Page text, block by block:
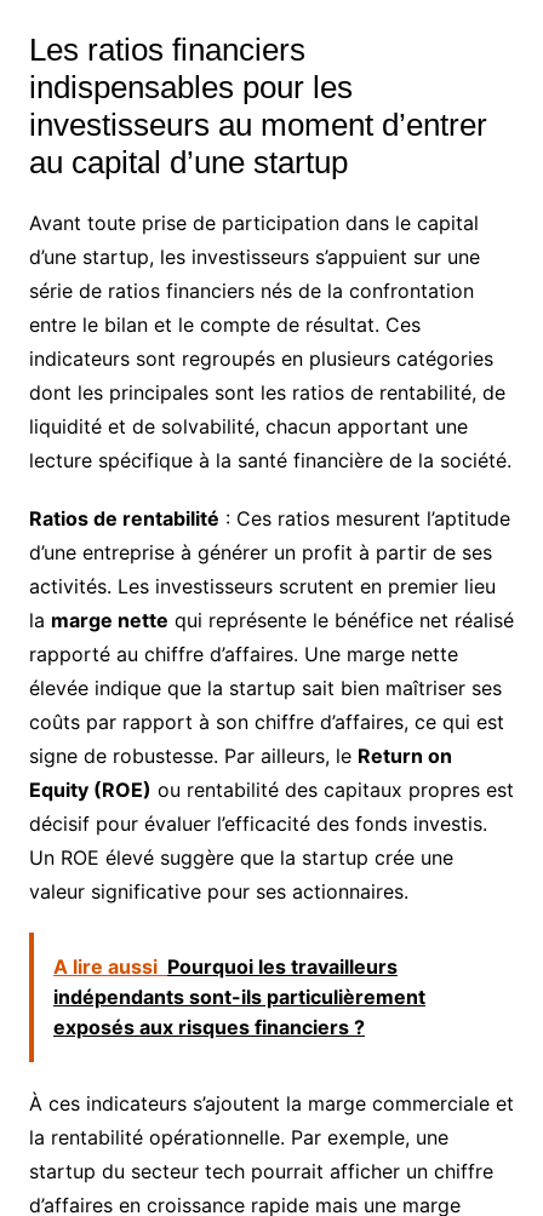
Les ratios financiers
indispensables pour les
investisseurs au moment d’entrer
au capital d’une startup
Avant toute prise de participation dans le capital
d’une startup, les investisseurs s’appuient sur une
série de ratios financiers nés de la confrontation
entre le bilan et le compte de résultat. Ces
indicateurs sont regroupés en plusieurs catégories
dont les principales sont les ratios de rentabilité, de
liquidité et de solvabilité, chacun apportant une
lecture spécifique à la santé financière de la société.
Ratios de rentabilité : Ces ratios mesurent l’aptitude
d’une entreprise à générer un profit à partir de ses
activités. Les investisseurs scrutent en premier lieu
la marge nette qui représente le bénéfice net réalisé
rapporté au chiffre d’affaires. Une marge nette
élevée indique que la startup sait bien maîtriser ses
coûts par rapport à son chiffre d’affaires, ce qui est
signe de robustesse. Par ailleurs, le Return on
Equity (ROE) ou rentabilité des capitaux propres est
décisif pour évaluer l’efficacité des fonds investis.
Un ROE élevé suggère que la startup crée une
valeur significative pour ses actionnaires.
A lire aussi Pourquoi les travailleurs
indépendants sont-ils particulièrement
exposés aux risques financiers ?
À ces indicateurs s’ajoutent la marge commerciale et
la rentabilité opérationnelle. Par exemple, une
startup du secteur tech pourrait afficher un chiffre
d’affaires en croissance rapide mais une marge